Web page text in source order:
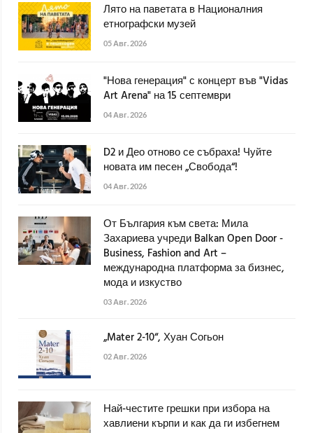
Лято на паветата в Националния
етнографски музей
05 Авг. 2026
"Нова генерация" с концерт във "Vidas
Art Arena" на 15 септември
04 Авг. 2026
D2 и Део отново се събраха! Чуйте
новата им песен „Свобода“!
04 Авг. 2026
От България към света: Мила
Захариева учреди Balkan Open Door -
Business, Fashion and Art –
международна платформа за бизнес,
мода и изкуство
03 Авг. 2026
„Mater 2-10“, Хуан Согьон
02 Авг. 2026
Най-честите грешки при избора на
хавлиени кърпи и как да ги избегнем